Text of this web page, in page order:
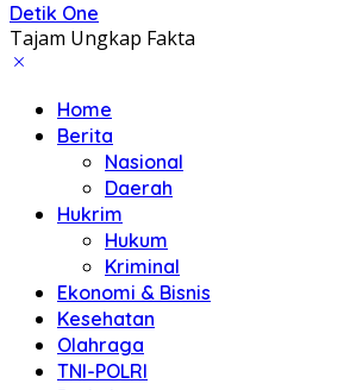
Detik One
Tajam Ungkap Fakta
Home
Berita
Nasional
Daerah
Hukrim
Hukum
Kriminal
Ekonomi & Bisnis
Kesehatan
Olahraga
TNI-POLRI